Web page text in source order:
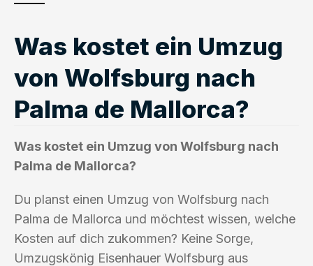
Was kostet ein Umzug
von Wolfsburg nach
Palma de Mallorca?
Was kostet ein Umzug von Wolfsburg nach
Palma de Mallorca?
Du planst einen Umzug von Wolfsburg nach
Palma de Mallorca und möchtest wissen, welche
Kosten auf dich zukommen? Keine Sorge,
Umzugskönig Eisenhauer Wolfsburg aus